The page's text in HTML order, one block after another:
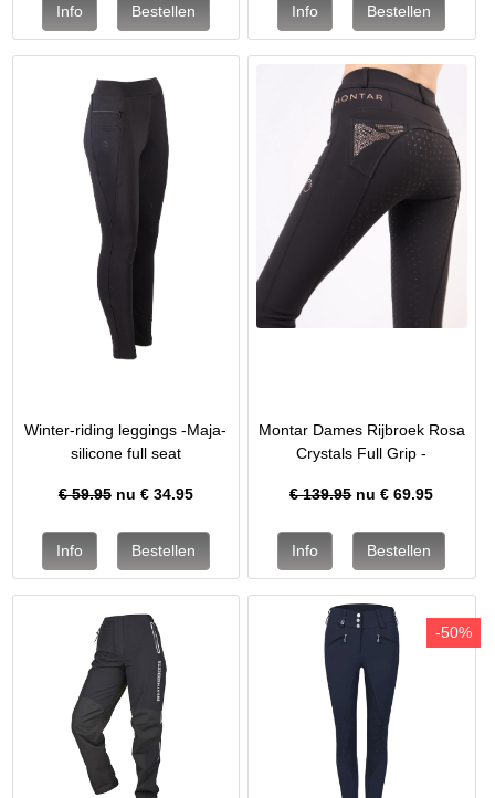
Winter-riding leggings -Maja-
silicone full seat
€ 59.95nu € 34.95
Montar Dames Rijbroek Rosa
Crystals Full Grip -
€ 139.95nu €69.95
-50%